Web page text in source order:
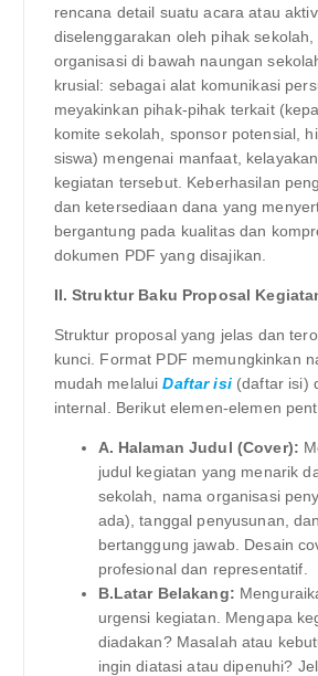
rencana detail suatu acara atau
diselenggarakan oleh pihak sekolah,
organisasi di bawah naungan
krusial: sebagai alat komunikasi
meyakinkan pihak-pihak terkait
komite sekolah, sponsor potensial,
siswa) mengenai manfaat,
kegiatan tersebut. Keberhasilan
dan ketersediaan dana yang
bergantung pada kualitas dan
dokumen PDF yang disajikan.
II. Struktur Baku Proposal
Struktur proposal yang jelas dan
kunci. Format PDF memungkinkan
mudah melaluiDaftar isi(daftar isi)
internal. Berikut elemen-elemen
A. Halaman Judul (Cover):
judul kegiatan yang menarik
sekolah, nama organisasi
ada), tanggal penyusunan,
bertanggung jawab. Desain
profesional dan representatif.
B.Latar Belakang:
urgensi kegiatan. Mengapa
diadakan? Masalah atau
ingin diatasi atau dipenuhi?